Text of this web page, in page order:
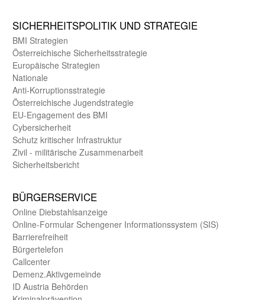
SICHER­HEITS­POLITIK UND STRATEGIE
BMI Strategien
Öster­reichische Sicherheits­strategie
Europäische Strategien
Nationale
Anti-Korruptions­strategie
Öster­reichische Jugend­strategie
EU-Engagement des BMI
Cybersicherheit
Schutz kritischer Infra­struktur
Zivil - militärische Zusammen­arbeit
Sicherheits­bericht
BÜRGER­SERVICE
Online Diebstahls­anzeige
Online-Formular Schengener Informationssystem (SIS)
Barriere­freiheit
Bürger­telefon
Call­center
Demenz.Aktiv­gemeinde
ID Austria Behörden